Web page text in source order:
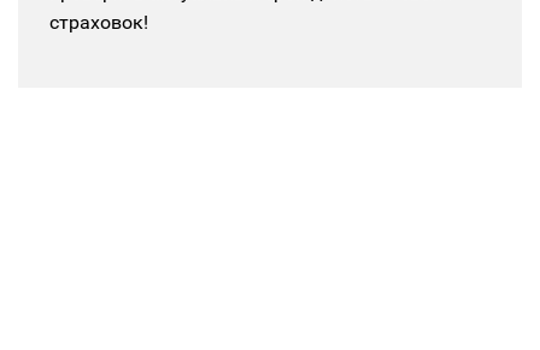
страховок!